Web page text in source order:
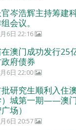
岑浩辉主持筹建
会议。
6日 22:16
澳门成功发行25
府债券
6日 22:00
研究生顺利入住
）城第一期——澳
场）
6日 20:57